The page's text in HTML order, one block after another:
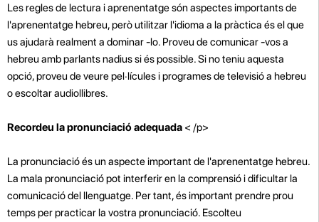
Les regles de lectura i aprenentatge són aspectes importants de
l'aprenentatge hebreu, però utilitzar l'idioma a la pràctica és el que
us ajudarà realment a dominar -lo. Proveu de comunicar -vos a
hebreu amb parlants nadius si és possible. Si no teniu aquesta
opció, proveu de veure pel·lícules i programes de televisió a hebreu
o escoltar audiollibres.
Recordeu la pronunciació adequada < /p>
La pronunciació és un aspecte important de l'aprenentatge hebreu.
La mala pronunciació pot interferir en la comprensió i dificultar la
comunicació del llenguatge. Per tant, és important prendre prou
temps per practicar la vostra pronunciació. Escolteu